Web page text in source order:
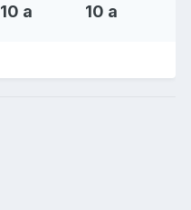
10 a 10 a